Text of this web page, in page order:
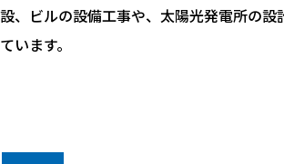
設、ビルの設備工事や、太陽光発電所の設
ています。